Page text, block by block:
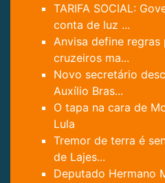
TARIFA SOCIAL:
conta de luz ...
Anvisa define
cruzeiros ma...
Novo secretário
Auxílio Bras...
O tapa na cara de
Lula
Tremor de terra é
de Lajes...
Deputado Hermano